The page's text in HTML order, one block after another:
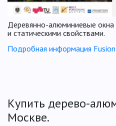
Деревянно-алюминиевые окна
и статическими свойствами.
Подробная информация
Купить дерево-
Москве.